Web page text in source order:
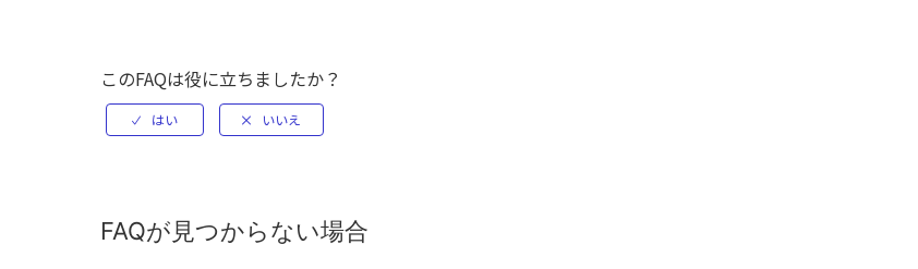
このFAQは役に立ちましたか？
FAQが見つからない場合